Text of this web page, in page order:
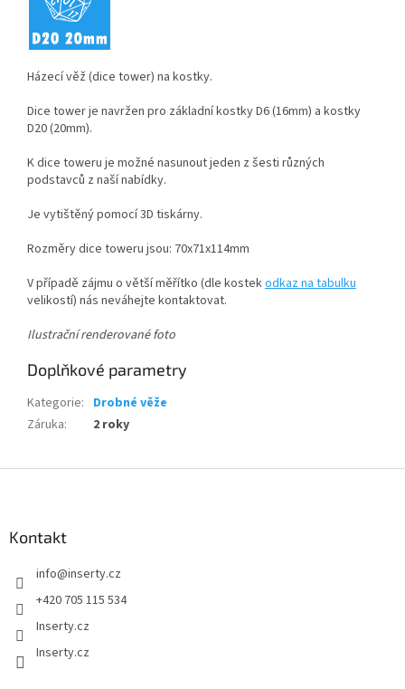
Házecí věž (dice tower) na kostky.
Dice tower je navržen pro základní kostky D6 (16mm) a kostky
D20 (20mm).
K dice toweru je možné nasunout jeden z šesti různých
podstavců z naší nabídky.
Je vytištěný pomocí 3D tiskárny.
Rozměry dice toweru jsou: 70x71x114mm
V případě zájmu o větší měřítko (dle kostekodkaz na tabulku
velikostí) nás neváhejte kontaktovat.
Ilustrační renderované foto
Doplňkové parametry
Kategorie: Drobné věže
Záruka: 2 roky
Kontakt
info@inserty.cz
+420 705 115 534
Inserty.cz
Inserty.cz